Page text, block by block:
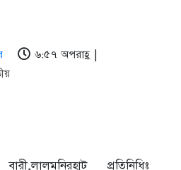
৬:৫৭ অপরাহ্ণ |
প্রতিনিধিঃ